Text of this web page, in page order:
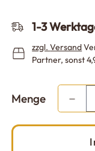
1-3
zzgl.Versand
Partner, sonst
Menge